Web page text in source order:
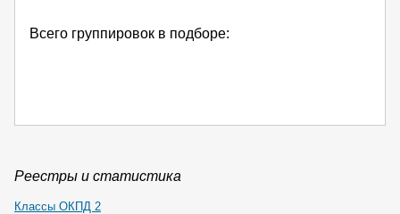
Всего группировок в подборе:
Реестры и статистика
Классы ОКПД 2